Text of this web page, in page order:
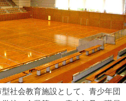
社会教育施設として、青少年団